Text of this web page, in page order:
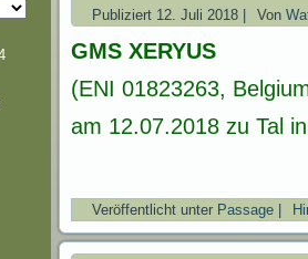
Publiziert 12. Juli 2018 Von
GMS XERYUS
(ENI 01823263,
am 12.07.2018 zu Tal
Veröffentlicht unter Passage